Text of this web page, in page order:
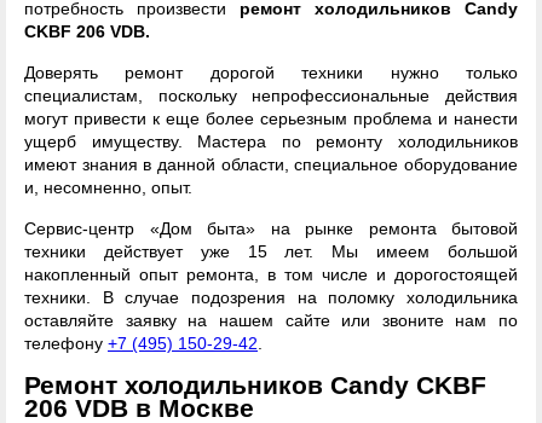
потребность произвести ремонт холодильников Candy
CKBF 206 VDB.
Доверять ремонт дорогой техники нужно только
специалистам, поскольку непрофессиональные действия
могут привести к еще более серьезным проблема и нанести
ущерб имуществу. Мастера по ремонту холодильников
имеют знания в данной области, специальное оборудование
и, несомненно, опыт.
Сервис-центр «Дом быта» на рынке ремонта бытовой
техники действует уже 15 лет. Мы имеем большой
накопленный опыт ремонта, в том числе и дорогостоящей
техники. В случае подозрения на поломку холодильника
оставляйте заявку на нашем сайте или звоните нам по
телефону +7 (495) 150-29-42
Ремонт холодильников Candy CKBF
206 VDB в Москве